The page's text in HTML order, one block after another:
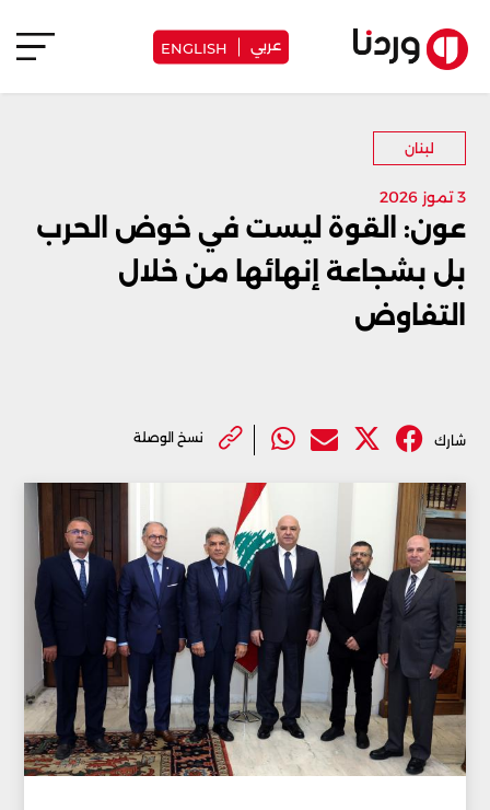
عربي ENGLISH
لبنان
3 تموز 2026
عون: القوة ليست في خوض الحرب
بل بشجاعة إنهائها من خلال
التفاوض
شارك نسخ الوصلة